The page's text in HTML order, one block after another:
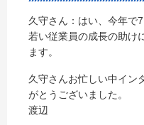
久守さん：はい、今年で
若い従業員の成長の助け
ます。
久守さんお忙しい中イン
がとうございました。
渡辺